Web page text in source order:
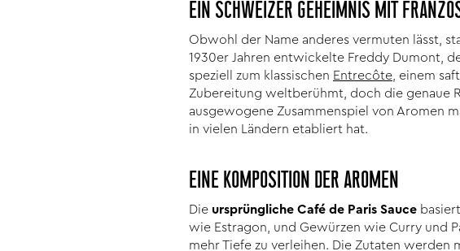
EIN SCHWEIZER GEHEIMNIS MIT
Obwohl der Name anderes vermuten lässt,
1930er Jahren entwickelte Freddy Dumont,
speziell zum klassischen Entrecôte , einem
Zubereitung weltberühmt, doch die genaue
ausgewogene Zusammenspiel von Aromen
in vielen Ländern etabliert hat.
EINE KOMPOSITION DER AROMEN
Die ursprüngliche Café de Paris Sauce
wie Estragon, und Gewürzen wie Curry und
mehr Tiefe zu verleihen. Die Zutaten werden